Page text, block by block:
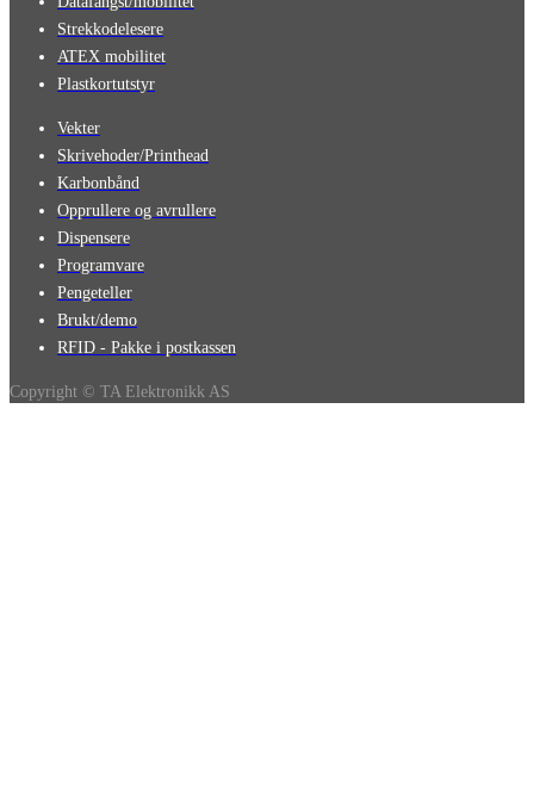
Strekkodelesere
ATEX mobilitet
Plastkortutstyr
Vekter
Skrivehoder/Printhead
Karbonbånd
Opprullere og avrullere
Dispensere
Programvare
Pengeteller
Brukt/demo
RFID - Pakke i postkassen
Copyright © TA Elektronikk AS